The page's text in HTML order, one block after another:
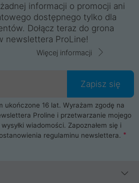
informacji o promocji ani
dostępnego tylko dla
Dołącz teraz do grona
newslettera ProLine!
Więcej informacji
Zapisz się
ukończone 16 lat. Wyrażam zgodę na
Proline i przetwarzanie mojego
wiadomości. Zapoznałem się i
regulaminu newslettera.